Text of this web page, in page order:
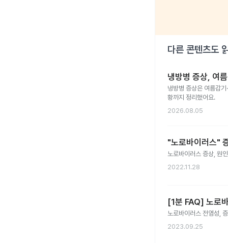
다른 콘텐츠도
냉방병 증상, 여
냉방병 증상은 여름감
황까지 정리했어요.
2026.08.05
"노로바이러스"
노로바이러스 증상, 원
2022.11.28
[1분 FAQ] 노로
노로바이러스 전염성,
2023.09.25